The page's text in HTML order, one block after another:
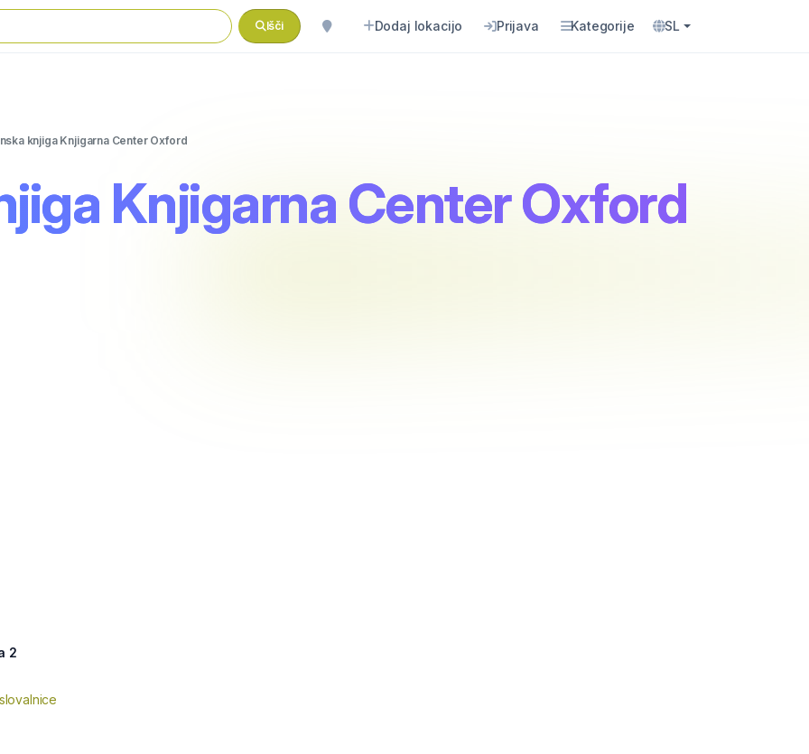
Išči Dodaj lokacijo Prijava Kategorije SL
knjiga Knjigarna Center Oxford
Knjigarna Center Oxford
2